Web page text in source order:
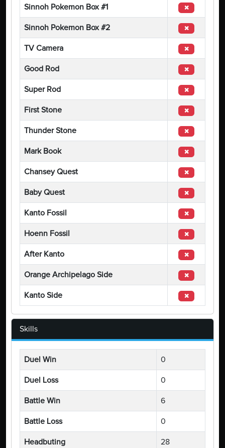
Sinnoh Pokemon Box #1
Sinnoh Pokemon Box #2
TV Camera
Good Rod
Super Rod
First Stone
Thunder Stone
Mark Book
Chansey Quest
Baby Quest
Kanto Fossil
Hoenn Fossil
After Kanto
Orange Archipelago Side
Kanto Side
Skills
Duel Win 0
Duel Loss 0
Battle Win 6
Battle Loss 0
Headbuting 28